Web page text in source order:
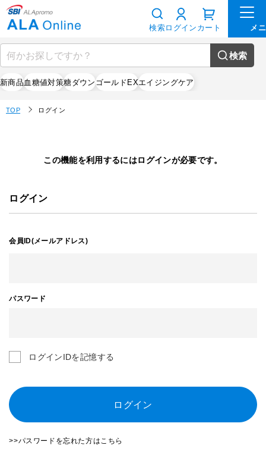
検索
新商品血糖値対策糖ダウンゴールドEXエイジングケア
検索ログイン カート
TOP ログイン
この機能を利用するにはログインが必要です。
ログイン
会員ID(メールアドレス)
パスワード
ログインIDを記憶する
ログイン
>>パスワードを忘れた方はこちら